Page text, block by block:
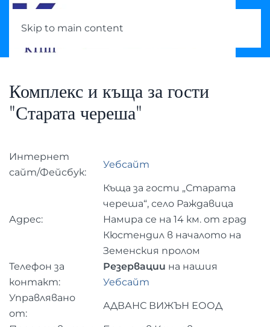
Skip to main content
Комплекс и къща за гости
"Старата череша"
Интернет
сайт/Фейсбук:
Уебсайт
Адрес:
Къща за гости „Старата
череша“, село Раждавица
Намира се на 14 км. от град
Кюстендил в началото на
Земенския пролом
Телефон за
контакт:
Резервации на нашия
Уебсайт
Управлявано
от:
АДВАНС ВИЖЪН ЕООД